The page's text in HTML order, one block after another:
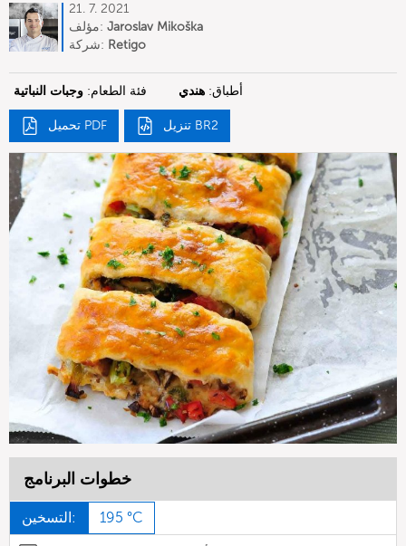
21. 7. 2021
مؤلف: Jaroslav Mikoška
شركة: Retigo
فئة الطعام: وجبات النباتية أطباق: هندي
تحميل PDF تنزيل BR2
خطوات البرنامج
التسخين: 195 °C